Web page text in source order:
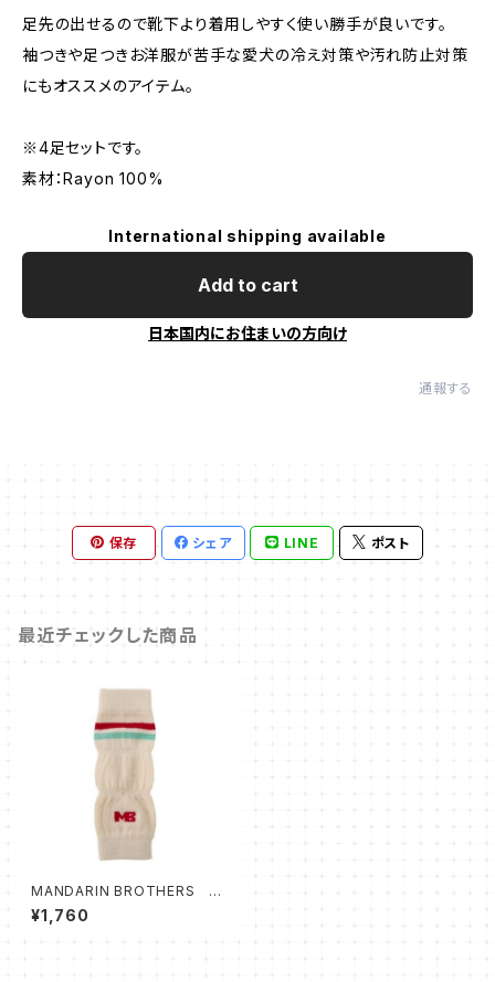
足先の出せるので靴下より着用しやすく使い勝手が良いです。
袖つきや足つきお洋服が苦手な愛犬の冷え対策や汚れ防止対策
にもオススメのアイテム。
※4足セットです。
素材：Rayon 100%
International shipping available
Add to cart
日本国内にお住まいの方向け
通報する
保存 シェア LINE ポスト
最近チェックした商品
MANDARIN BROTHERS LE
G WARMER Ｌサイズ ホワイ
ト
¥1,760